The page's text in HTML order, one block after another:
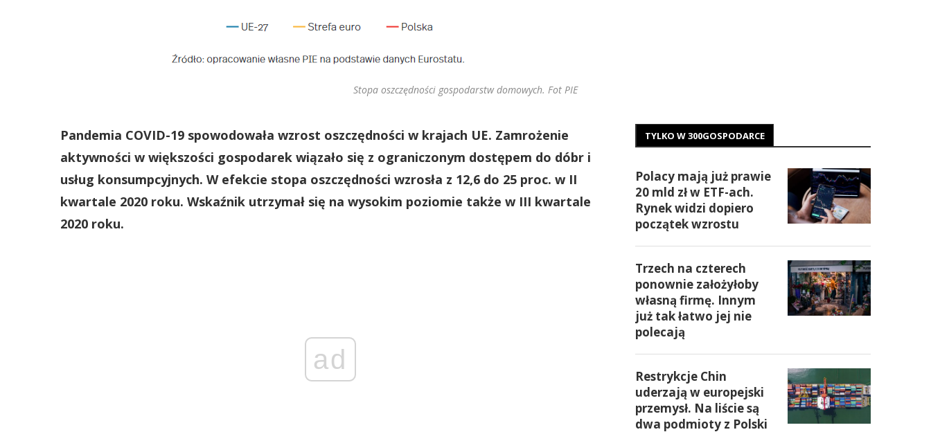
Stopa oszczędności gospodarstw domowych. Fot PIE
Pandemia COVID-19 spowodowała wzrost oszczędności w krajach UE. Zamrożenie
aktywności w większości gospodarek wiązało się z ograniczonym dostępem do dóbr i
usług konsumpcyjnych. W efekcie stopa oszczędności wzrosła z 12,6 do 25 proc. w II
kwartale 2020 roku. Wskaźnik utrzymał się na wysokim poziomie także w III kwartale
2020 roku.
ad
TYLKO W 300GOSPODARCE
Polacy mają już prawie
20 mld zł w ETF-ach.
Rynek widzi dopiero
początek wzrostu
Trzech na czterech
ponownie założyłoby
własną firmę. Innym
już tak łatwo jej nie
polecają
Restrykcje Chin
uderzają w europejski
przemysł. Na liście są
dwa podmioty z Polski